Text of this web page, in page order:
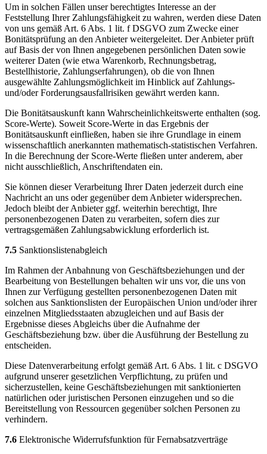
Um in solchen Fällen unser berechtigtes Interesse an der
Feststellung Ihrer Zahlungsfähigkeit zu wahren, werden diese Daten
von uns gemäß Art. 6 Abs. 1 lit. f DSGVO zum Zwecke einer
Bonitätsprüfung an den Anbieter weitergeleitet. Der Anbieter prüft
auf Basis der von Ihnen angegebenen persönlichen Daten sowie
weiterer Daten (wie etwa Warenkorb, Rechnungsbetrag,
Bestellhistorie, Zahlungserfahrungen), ob die von Ihnen
ausgewählte Zahlungsmöglichkeit im Hinblick auf Zahlungs-
und/oder Forderungsausfallrisiken gewährt werden kann.
Die Bonitätsauskunft kann Wahrscheinlichkeitswerte enthalten (sog.
Score-Werte). Soweit Score-Werte in das Ergebnis der
Bonitätsauskunft einfließen, haben sie ihre Grundlage in einem
wissenschaftlich anerkannten mathematisch-statistischen Verfahren.
In die Berechnung der Score-Werte fließen unter anderem, aber
nicht ausschließlich, Anschriftendaten ein.
Sie können dieser Verarbeitung Ihrer Daten jederzeit durch eine
Nachricht an uns oder gegenüber dem Anbieter widersprechen.
Jedoch bleibt der Anbieter ggf. weiterhin berechtigt, Ihre
personenbezogenen Daten zu verarbeiten, sofern dies zur
vertragsgemäßen Zahlungsabwicklung erforderlich ist.
7.5 Sanktionslistenabgleich
Im Rahmen der Anbahnung von Geschäftsbeziehungen und der
Bearbeitung von Bestellungen behalten wir uns vor, die uns von
Ihnen zur Verfügung gestellten personenbezogenen Daten mit
solchen aus Sanktionslisten der Europäischen Union und/oder ihrer
einzelnen Mitgliedsstaaten abzugleichen und auf Basis der
Ergebnisse dieses Abgleichs über die Aufnahme der
Geschäftsbeziehung bzw. über die Ausführung der Bestellung zu
entscheiden.
Diese Datenverarbeitung erfolgt gemäß Art. 6 Abs. 1 lit. c DSGVO
aufgrund unserer gesetzlichen Verpflichtung, zu prüfen und
sicherzustellen, keine Geschäftsbeziehungen mit sanktionierten
natürlichen oder juristischen Personen einzugehen und so die
Bereitstellung von Ressourcen gegenüber solchen Personen zu
verhindern.
7.6 Elektronische Widerrufsfunktion für Fernabsatzverträge